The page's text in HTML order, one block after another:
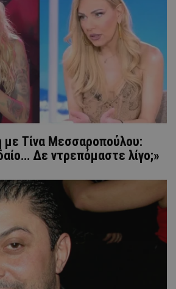
με Τίνα Μεσσαροπούλου:
Δε ντρεπόμαστε λίγο;»